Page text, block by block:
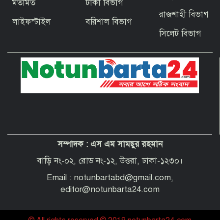
বাগেরহাটের ফকিরহাটে শেষ মুহূর্তে ব্যস্ত সময়
পার করছেন কামারশিল্পীরা
দেশবাসীকে প্রধানমন্ত্রীর ঈদুল আজহার
শুভেচ্ছা
“অপরাধী যেই হোক, তার কোনো ছাড় নয়”—
বাগেরহাটের নবাগত পুলিশ সুপার
মতামত
লাইফস্টাইল
ঢাকা বিভাগ
বরিশাল বিভাগ
রাজশাহী বিভাগ
সিলেট বিভাগ
সম্পাদক : এস এম সামছুর রহমান
বাড়ি নং-০২, রোড নং-১২, উত্তরা, ঢাকা-১২৩০।
Email : notunbartabd@gmail.com,
editor@notunbarta24.com